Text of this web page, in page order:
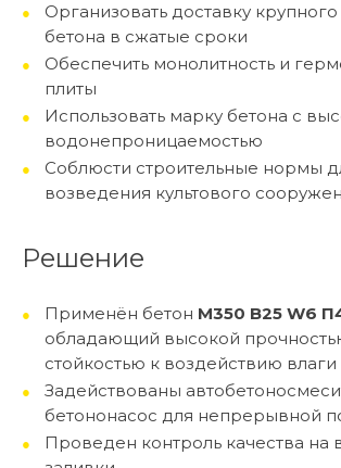
Организовать доставку
бетона в сжатые сроки
Обеспечить монолитность и
плиты
Использовать марку бетона с
водонепроницаемостью
Соблюсти строительные нормы
возведения культового
Решение
Применён бетон М350 B25 W6
обладающий высокой
стойкостью к воздействию влаги
Задействованы
бетононасос для непрерывной
Проведен контроль качества на